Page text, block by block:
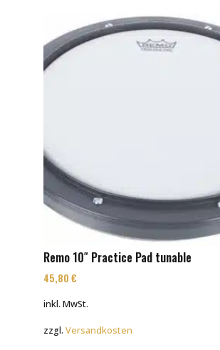
Remo 10″ Practice Pad tunable
45,80 €
inkl. MwSt.
zzgl. Versandkosten